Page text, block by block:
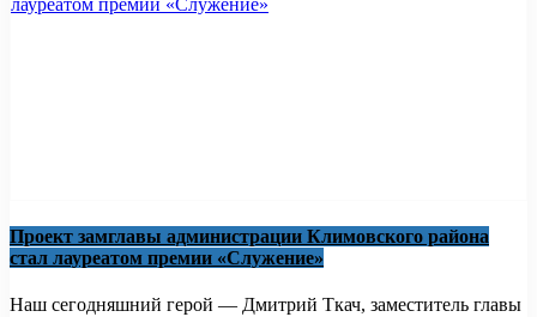
Проект замглавы администрации Климовского района
стал лауреатом премии «Служение»
Наш сегодняшний герой — Дмитрий Ткач, заместитель главы